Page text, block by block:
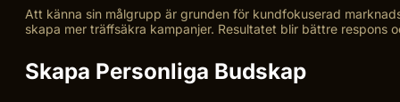
Att känna sin målgrupp är grunden för kundfokuserad
skapa mer träffsäkra kampanjer. Resultatet blir bättre respons
Skapa Personliga Budskap